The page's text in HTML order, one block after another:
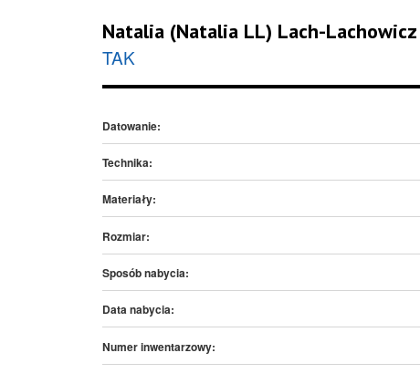
Natalia (Natalia LL) Lach-Lachowicz
TAK
Datowanie:
Technika:
Materiały:
Rozmiar:
Sposób nabycia:
Data nabycia:
Numer inwentarzowy: